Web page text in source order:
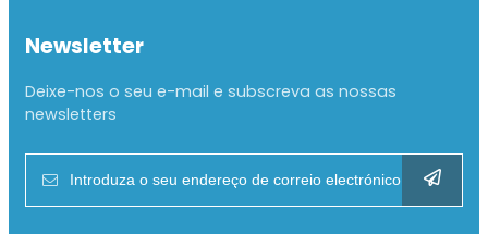
Newsletter
Deixe-nos o seu e-mail e subscreva as nossas
newsletters